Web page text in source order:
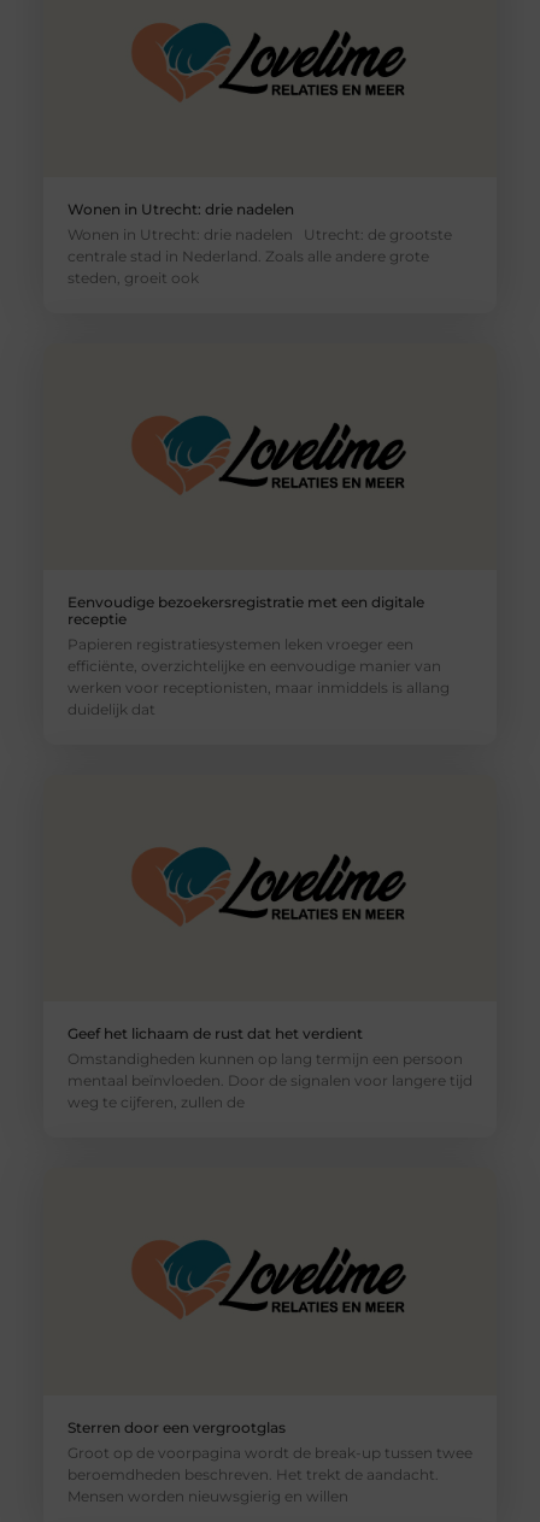
Wonen in Utrecht: drie nadelen
Wonen in Utrecht: drie nadelen Utrecht: de grootste
centrale stad in Nederland. Zoals alle andere grote
steden, groeit ook
Eenvoudige bezoekersregistratie met een digitale
receptie
Papieren registratiesystemen leken vroeger een
efficiënte, overzichtelijke en eenvoudige manier van
werken voor receptionisten, maar inmiddels is allang
duidelijk dat
Geef het lichaam de rust dat het verdient
Omstandigheden kunnen op lang termijn een persoon
mentaal beïnvloeden. Door de signalen voor langere tijd
weg te cijferen, zullen de
Sterren door een vergrootglas
Groot op de voorpagina wordt de break-up tussen twee
beroemdheden beschreven. Het trekt de aandacht.
Mensen worden nieuwsgierig en willen